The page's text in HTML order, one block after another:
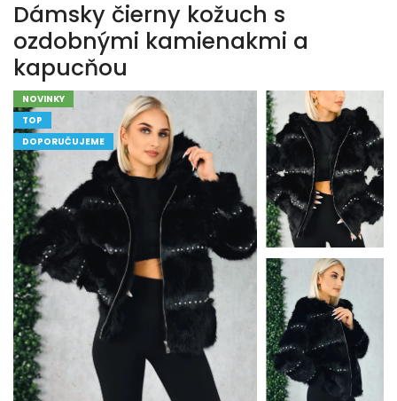
Dámsky čierny kožuch s
ozdobnými kamienakmi a
kapucňou
NOVINKY
TOP
DOPORUČUJEME